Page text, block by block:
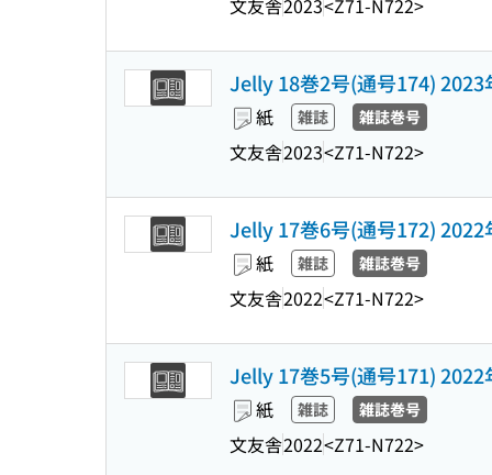
Jelly 18巻2号(通号174) 2023
紙 雑誌 雑誌巻号
文友舎2023<Z71-N722>
Jelly 17巻6号(通号172) 2022
紙 雑誌 雑誌巻号
文友舎2022<Z71-N722>
Jelly 17巻5号(通号171) 2022
紙 雑誌 雑誌巻号
文友舎2022<Z71-N722>